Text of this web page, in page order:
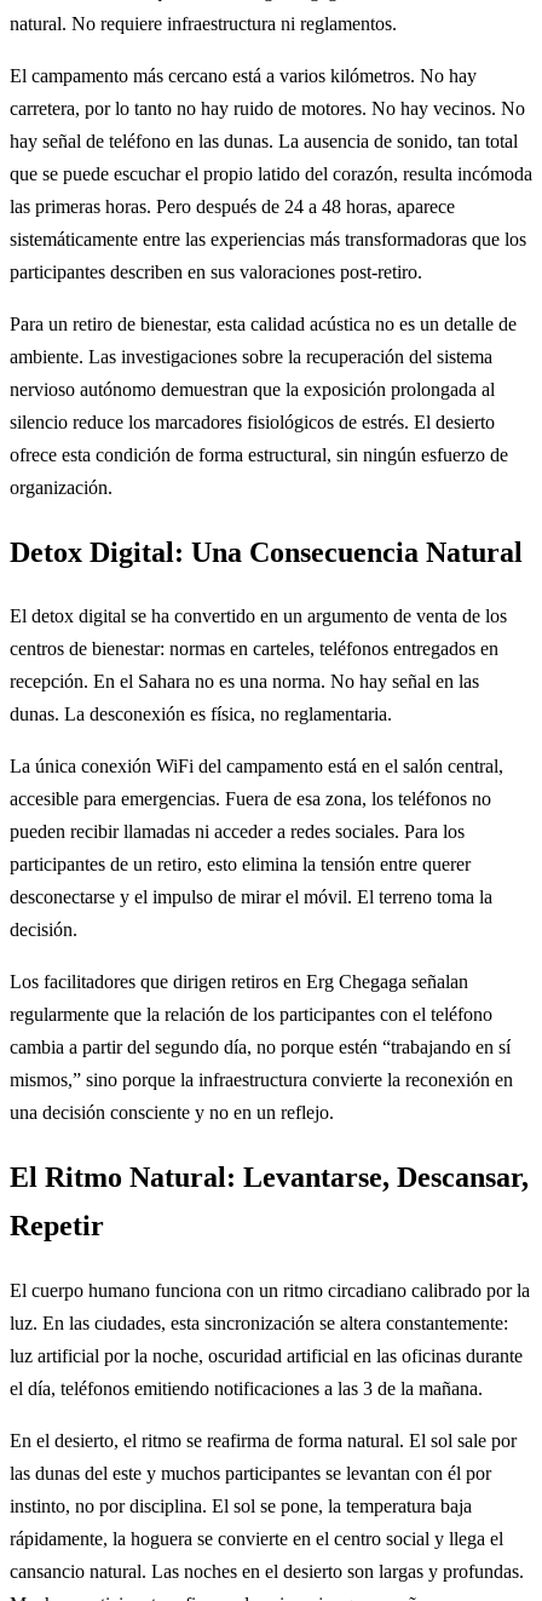
natural. No requiere infraestructura ni reglamentos.
El campamento más cercano está a varios kilómetros. No hay
carretera, por lo tanto no hay ruido de motores. No hay vecinos. No
hay señal de teléfono en las dunas. La ausencia de sonido, tan total
que se puede escuchar el propio latido del corazón, resulta incómoda
las primeras horas. Pero después de 24 a 48 horas, aparece
sistemáticamente entre las experiencias más transformadoras que los
participantes describen en sus valoraciones post-retiro.
Para un retiro de bienestar, esta calidad acústica no es un detalle de
ambiente. Las investigaciones sobre la recuperación del sistema
nervioso autónomo demuestran que la exposición prolongada al
silencio reduce los marcadores fisiológicos de estrés. El desierto
ofrece esta condición de forma estructural, sin ningún esfuerzo de
organización.
Detox Digital: Una Consecuencia Natural
El detox digital se ha convertido en un argumento de venta de los
centros de bienestar: normas en carteles, teléfonos entregados en
recepción. En el Sahara no es una norma. No hay señal en las
dunas. La desconexión es física, no reglamentaria.
La única conexión WiFi del campamento está en el salón central,
accesible para emergencias. Fuera de esa zona, los teléfonos no
pueden recibir llamadas ni acceder a redes sociales. Para los
participantes de un retiro, esto elimina la tensión entre querer
desconectarse y el impulso de mirar el móvil. El terreno toma la
decisión.
Los facilitadores que dirigen retiros en Erg Chegaga señalan
regularmente que la relación de los participantes con el teléfono
cambia a partir del segundo día, no porque estén “trabajando en sí
mismos,” sino porque la infraestructura convierte la reconexión en
una decisión consciente y no en un reflejo.
El Ritmo Natural: Levantarse, Descansar,
Repetir
El cuerpo humano funciona con un ritmo circadiano calibrado por la
luz. En las ciudades, esta sincronización se altera constantemente:
luz artificial por la noche, oscuridad artificial en las oficinas durante
el día, teléfonos emitiendo notificaciones a las 3 de la mañana.
En el desierto, el ritmo se reafirma de forma natural. El sol sale por
las dunas del este y muchos participantes se levantan con él por
instinto, no por disciplina. El sol se pone, la temperatura baja
rápidamente, la hoguera se convierte en el centro social y llega el
cansancio natural. Las noches en el desierto son largas y profundas.